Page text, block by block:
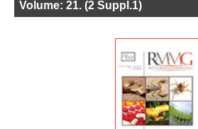
Volume: 21. (2 Suppl.1)